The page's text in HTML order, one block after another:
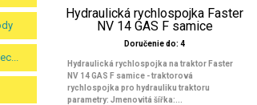
Hydraulická rychlospojka Faster
NV 14 GAS F samice
Doručenie do: 4
Hydraulická rychlospojka na traktor Faster
NV 14 GAS F samice - traktorová
rychlospojka pro hydrauliku traktoru
parametry: Jmenovitá šířka:...